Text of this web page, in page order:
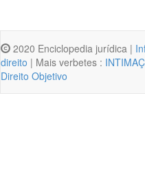
2020 Enciclopedia jurídica |
direito | Mais verbetes :
Direito Objetivo